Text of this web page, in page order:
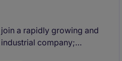
a rapidly growing and
company;